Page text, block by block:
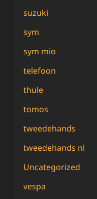
suzuki
sym
sym mio
telefoon
thule
tomos
tweedehands
tweedehands nl
Uncategorized
vespa